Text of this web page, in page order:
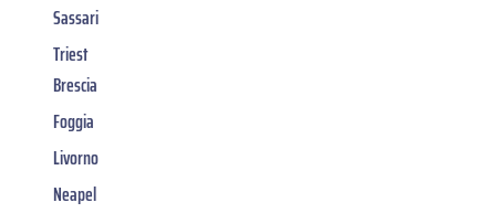
Sassari
Triest
Brescia
Foggia
Livorno
Neapel